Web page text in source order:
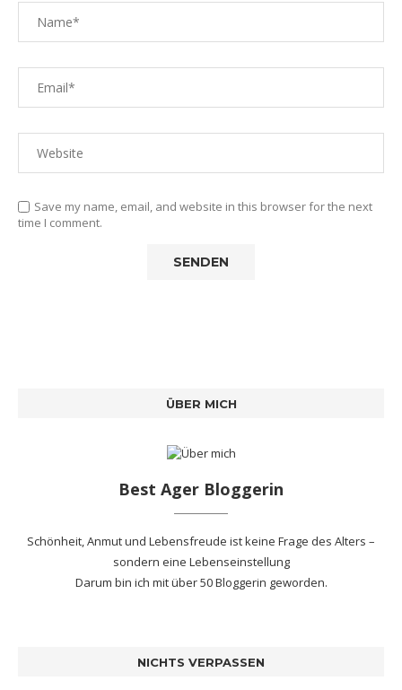
Save my name, email, and website in this browser for the next
time I comment.
ÜBER MICH
Best Ager Bloggerin
Schönheit, Anmut und Lebensfreude ist keine Frage des Alters –
sondern eine Lebenseinstellung
Darum bin ich mitüber 50 Bloggerin geworden.
NICHTS VERPASSEN